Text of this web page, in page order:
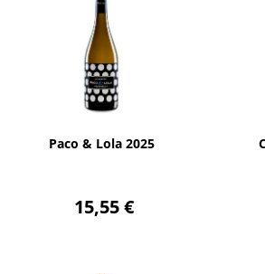
Paco & Lola 2025
15,55 €
AÑADIR